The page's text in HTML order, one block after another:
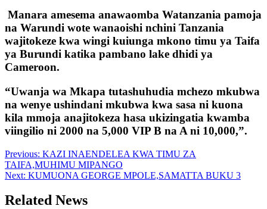
Manara amesema anawaomba Watanzania pamoja
na Warundi wote wanaoishi nchini Tanzania
wajitokeze kwa wingi kuiunga mkono timu ya Taifa
ya Burundi katika pambano lake dhidi ya
Cameroon.
“Uwanja wa Mkapa tutashuhudia mchezo mkubwa
na wenye ushindani mkubwa kwa sasa ni kuona
kila mmoja anajitokeza hasa ukizingatia kwamba
viingilio ni 2000 na 5,000 VIP B na A ni 10,000,”.
Post
navigation
Previous: KAZI INAENDELEA KWA TIMU ZA
TAIFA,MUHIMU MIPANGO
Next: KUMUONA GEORGE MPOLE,SAMATTA BUKU 3
Related News